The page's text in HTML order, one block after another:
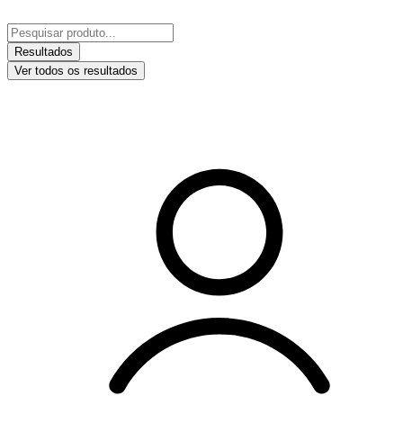
para
o
conteúdo
Pesquisar
...Resultados
Ver todos os resultados